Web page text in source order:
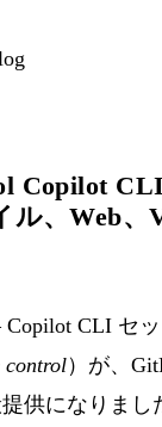
Copilot
、Web、
CLI セ
control）が、
供になりまし